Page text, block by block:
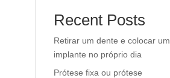
Recent Posts
Retirar um dente e colocar um
implante no próprio dia
Prótese fixa ou prótese